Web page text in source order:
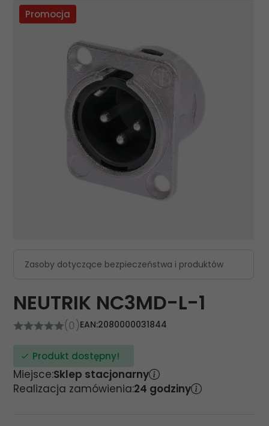
Promocja
Zasoby dotyczące bezpieczeństwa i produktów
NEUTRIK NC3MD-L-1
(0)EAN:2080000031844
Produkt dostępny!
Miejsce:Sklep stacjonarny
Realizacja zamówienia:24 godziny